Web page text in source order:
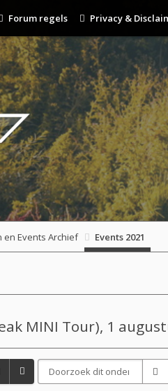
Forum regels Privacy &
en Events Archief Events 2021
MINI Tour), 1